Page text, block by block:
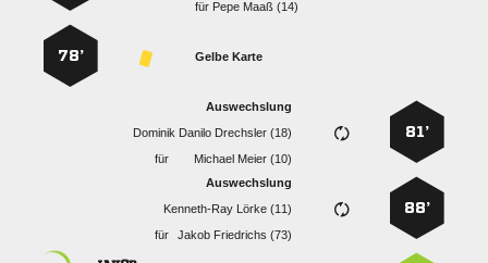
für   
Gelbe Karte
78’
81’
Auswechslung
   
für
  
88’
Auswechslung
  
für
  